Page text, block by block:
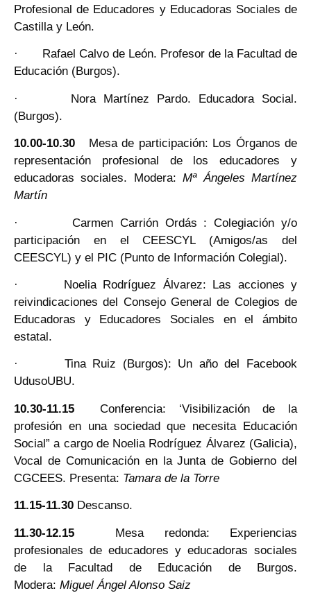
Profesional de Educadores y Educadoras Sociales de
Castilla y León.
· Rafael Calvo de León. Profesor de la Facultad de
Educación (Burgos).
· Nora Martínez Pardo. Educadora Social.
(Burgos).
10.00-10.30
Mesa de participación: Los Órganos de
representación profesional de los educadores y
educadoras sociales. Modera:Mª Ángeles Martínez
Martín
· Carmen Carrión Ordás : Colegiación y/o
participación en el CEESCYL (Amigos/as del
CEESCYL) y el PIC (Punto de Información Colegial).
· Noelia Rodríguez Álvarez: Las acciones y
reivindicaciones del Consejo General de Colegios de
Educadoras y Educadores Sociales en el ámbito
estatal.
· Tina Ruiz (Burgos): Un año del Facebook
UdusoUBU.
10.30-11.15 Conferencia: ‘Visibilización de la
profesión en una sociedad que necesita Educación
Social” a cargo de Noelia Rodríguez Álvarez (Galicia),
Vocal de Comunicación en la Junta de Gobierno del
CGCEES. Presenta: Tamara de la Torre
11.15-11.30 Descanso.
11.30-12.15 Mesa redonda: Experiencias
profesionales de educadores y educadoras sociales
de la Facultad de Educación de Burgos.
Modera: Miguel Ángel Alonso Saiz